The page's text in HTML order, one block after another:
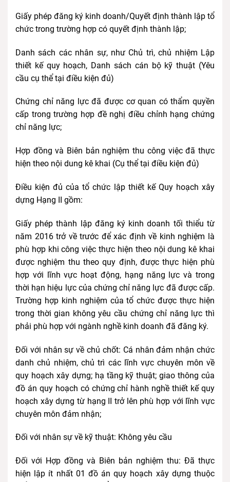
Giấy phép đăng ký kinh doanh/Quyết định thành lập tổ
chức trong trường hợp có quyết định thành lập;
Danh sách các nhân sự, như Chủ trì, chủ nhiệm Lập
thiết kế quy hoạch, Danh sách cán bộ kỹ thuật (Yêu
cầu cụ thể tại điều kiện đủ)
Chứng chỉ năng lực đã được cơ quan có thẩm quyền
cấp trong trường hợp đề nghị điều chỉnh hạng chứng
chỉ năng lực;
Hợp đồng và Biên bản nghiệm thu công việc đã thực
hiện theo nội dung kê khai (Cụ thể tại điều kiện đủ)
Điều kiện đủ của tổ chức lập thiết kế Quy hoạch xây
dựng Hạng II gồm:
Giấy phép thành lập đăng ký kinh doanh tối thiểu từ
năm 2016 trở về trước để xác định về kinh nghiệm là
phù hợp khi công việc thực hiện theo nội dung kê khai
được nghiệm thu theo quy định, được thực hiện phù
hợp với lĩnh vực hoạt động, hạng năng lực và trong
thời hạn hiệu lực của chứng chỉ năng lực đã được cấp.
Trường hợp kinh nghiệm của tổ chức được thực hiện
trong thời gian không yêu cầu chứng chỉ năng lực thì
phải phù hợp với ngành nghề kinh doanh đã đăng ký.
Đối với nhân sự về chủ chốt: Cá nhân đảm nhận chức
danh chủ nhiệm, chủ trì các lĩnh vực chuyên môn về
quy hoạch xây dựng; hạ tầng kỹ thuật; giao thông của
đồ án quy hoạch có chứng chỉ hành nghề thiết kế quy
hoạch xây dựng từ hạng II trở lên phù hợp với lĩnh vực
chuyên môn đảm nhận;
Đối với nhân sự về kỹ thuật: Không yêu cầu
Đối với Hợp đồng và Biên bản nghiệm thu: Đã thực
hiện lập ít nhất 01 đồ án quy hoạch xây dựng thuộc